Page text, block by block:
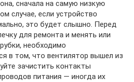
сначала на самую низкую
случае, если устройство
это будет слышно. Перед
для ремонта и менять или
необходимо
в том, что вентилятор вышел из
зачистить контакты
питания — иногда их